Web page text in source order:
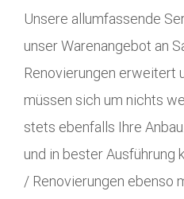
Unsere allumfassende
unser Warenangebot an
Renovierungen erweitert
müssen sich um nichts
stets ebenfalls Ihre
und in bester Ausführung
/ Renovierungen ebenso